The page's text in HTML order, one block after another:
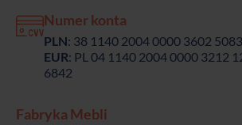
Numer konta
PLN: 38 1140 2004 0000 3602
EUR: PL 04 1140 2004 0000 3212
6842
Fabryka Mebli